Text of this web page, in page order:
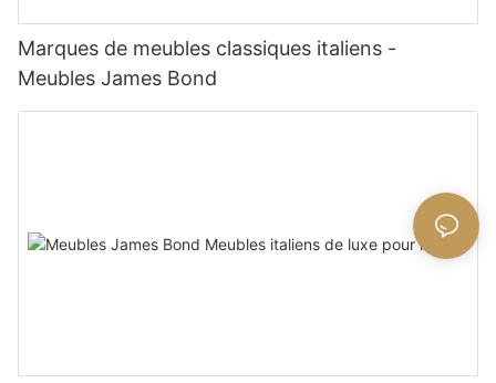
Marques de meubles classiques italiens -
Meubles James Bond